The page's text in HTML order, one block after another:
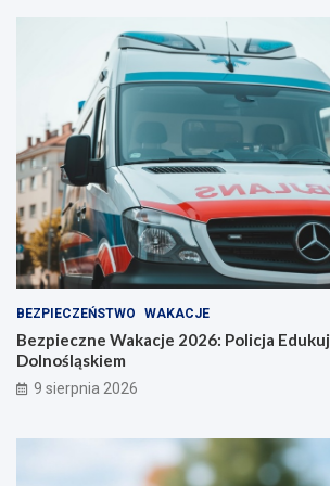
ś
ć
BEZPIECZEŃSTWO WAKACJE
Bezpieczne Wakacje 2026: Policja
Dolnośląskiem
9 sierpnia 2026